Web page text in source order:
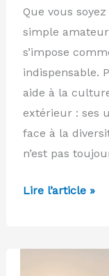
Que vous
simple
s’impose
indispensable.
aide à la
extérieur : ses
face à la
n’est pas
Comment
sa
Lire l’article »